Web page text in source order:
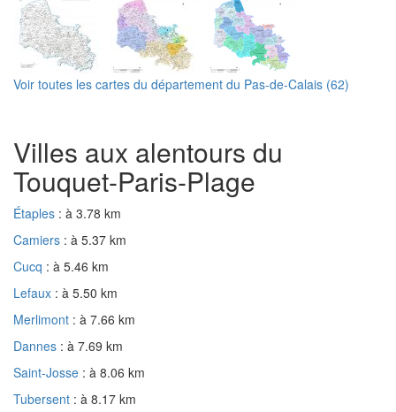
Voir toutes les cartes du département du Pas-de-Calais (62)
Villes aux alentours du
Touquet-Paris-Plage
Étaples : à 3.78 km
Camiers : à 5.37 km
Cucq : à 5.46 km
Lefaux : à 5.50 km
Merlimont : à 7.66 km
Dannes : à 7.69 km
Saint-Josse : à 8.06 km
Tubersent : à 8.17 km